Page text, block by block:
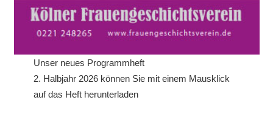
Unser neues Programmheft
2. Halbjahr 2026 können Sie mit einem Mausklick
auf das Heft herunterladen